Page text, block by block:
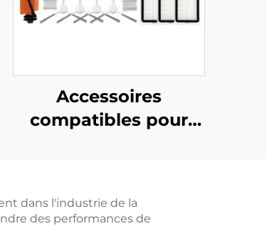
Accessoires
compatibles pour
Rls3D, Écran de filtre,
dans l'industrie de la
des performances de